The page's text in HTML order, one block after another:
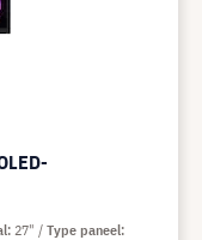
27"
Type paneel